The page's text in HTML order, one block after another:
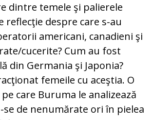
dintre temele şi palierele
despre care s-au
americani, canadieni şi
cucerite? Cum au fost
din Germania şi Japonia?
femeile cu aceştia. O
care Buruma le analizează
de nenumărate ori în pielea